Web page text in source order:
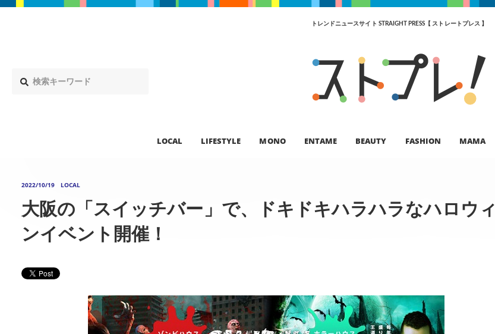
トレンドニュースサイト STRAIGHT PRESS【 ストレートプレス 】
LOCAL LIFESTYLE MONO ENTAME BEAUTY FASHION MAMA
2022/10/19 LOCAL
大阪の「スイッチバー」で、ドキドキハラハラなハロウィ
ンイベント開催！